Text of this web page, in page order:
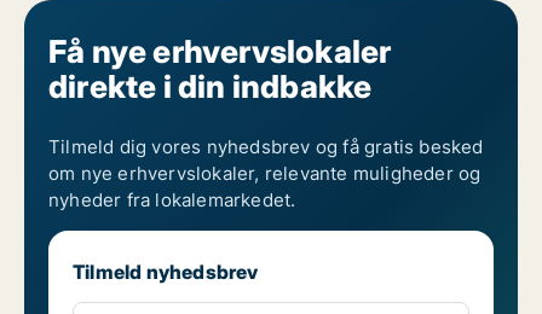
Få nye erhvervslokaler
direkte i din indbakke
Tilmeld dig vores nyhedsbrev og få gratis besked
om nye erhvervslokaler, relevante muligheder og
nyheder fra lokalemarkedet.
Tilmeld nyhedsbrev